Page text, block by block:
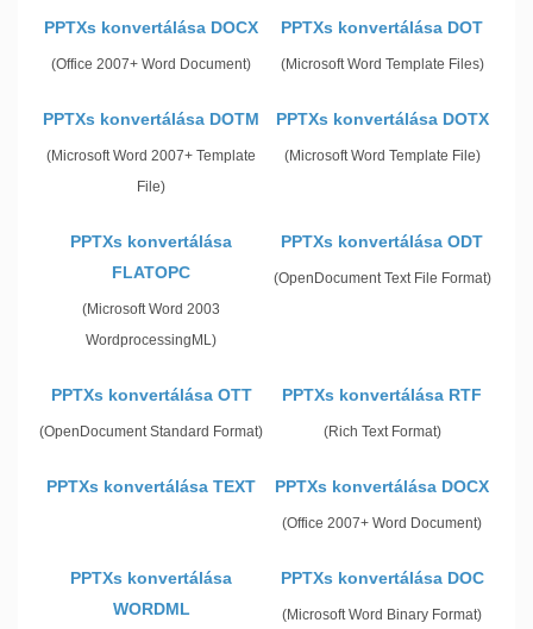
PPTXs konvertálása DOCX
(Office 2007+ Word Document)
PPTXs konvertálása DOT
(Microsoft Word Template Files)
PPTXs konvertálása DOTM
(Microsoft Word 2007+ Template
File)
PPTXs konvertálása DOTX
(Microsoft Word Template File)
PPTXs konvertálása
FLATOPC
(Microsoft Word 2003
WordprocessingML)
PPTXs konvertálása ODT
(OpenDocument Text File Format)
PPTXs konvertálása OTT
(OpenDocument Standard Format)
PPTXs konvertálása RTF
(Rich Text Format)
PPTXs konvertálása TEXT PPTXs konvertálása DOCX
(Office 2007+ Word Document)
PPTXs konvertálása
WORDML
PPTXs konvertálása DOC
(Microsoft Word Binary Format)